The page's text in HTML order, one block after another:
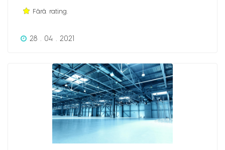
Incinta Securizata Monitorizare 24/7
Fără rating.
28 . 04 . 2021